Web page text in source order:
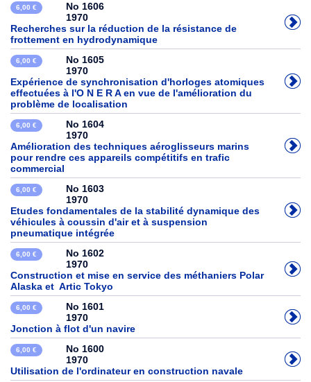
6,00 €
No 1606
1970
Recherches sur la réduction de la résistance de
frottement en hydrodynamique
6,00 €
No 1605
1970
Expérience de synchronisation d'horloges atomiques
effectuées à l'O N E R A en vue de l'amélioration du
problème de localisation
6,00 €
No 1604
1970
Amélioration des techniques aéroglisseurs marins
pour rendre ces appareils compétitifs en trafic
commercial
6,00 €
No 1603
1970
Etudes fondamentales de la stabilité dynamique des
véhicules à coussin d'air et à suspension
pneumatique intégrée
6,00 €
No 1602
1970
Construction et mise en service des méthaniers Polar
Alaska et Artic Tokyo
6,00 €
No 1601
1970
Jonction à flot d'un navire
6,00 €
No 1600
1970
Utilisation de l'ordinateur en construction navale